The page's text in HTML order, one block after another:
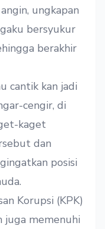
ungkapan
bersyukur
berakhir
cantik kan jadi
cengir, di
kaget
dan
posisi
Korupsi (KPK)
juga memenuhi